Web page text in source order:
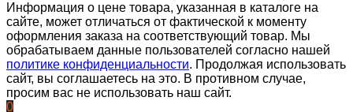
Информация о цене товара, указанная в каталоге на
сайте, может отличаться от фактической к моменту
оформления заказа на соответствующий товар. Мы
обрабатываем данные пользователей согласно нашей
политике конфиденциальности. Продолжая использовать
сайт, вы соглашаетесь на это. В противном случае,
просим вас не использовать наш сайт.
0